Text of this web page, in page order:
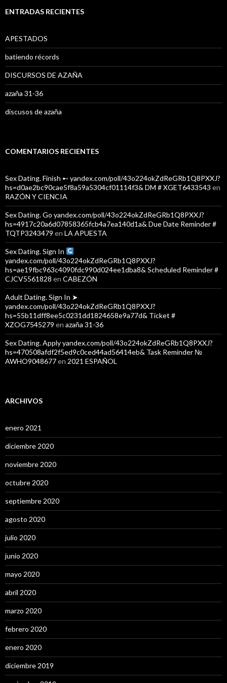
a
ENTRADAS RECIENTES
APESTADOS
batiendo récords
DISCURSOS DE AZAÑA
azaña 31-36
discusos de azaña
COMENTARIOS RECIENTES
Sex Dating. Finish ➸ yandex.com/poll/43o224okZdReGRb1Q8PXXJ?
hs=d0ae2bc90cae5f8a59a5304cf01114f3& DM # XGET6433543 en
RAZÓN Y CIENCIA
Sex Dating. Go yandex.com/poll/43o224okZdReGRb1Q8PXXJ?
hs=4917c20a6d07858365fcb4a7ea140d1a& Due Date Reminder #
TQTP3243479 en LA APUESTA
Sex Dating. Sign In
yandex.com/poll/43o224okZdReGRb1Q8PXXJ?
hs=ae19fbc963c4090fdc990d024ee1dba8& Scheduled Reminder #
CJCV5561828 en CABEZÓN
Adult Dating. Sign In ➤
yandex.com/poll/43o224okZdReGRb1Q8PXXJ?
hs=55b11dff8ee5c0231dd1824658e9a77d& Ticket #
XZOG7545279 en azaña 31-36
Sex Dating. Apply yandex.com/poll/43o224okZdReGRb1Q8PXXJ?
hs=470508afdf2f5ed9c0ced44ad56414eb& Task Reminder №
AWHO9048677en 2021 ESPAÑOL
ARCHIVOS
enero 2021
diciembre 2020
noviembre 2020
octubre 2020
septiembre 2020
agosto 2020
julio 2020
junio 2020
mayo 2020
abril 2020
marzo 2020
febrero 2020
enero 2020
diciembre 2019